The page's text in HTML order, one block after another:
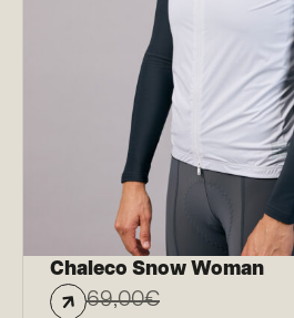
Chaleco Snow Woman
69,00€